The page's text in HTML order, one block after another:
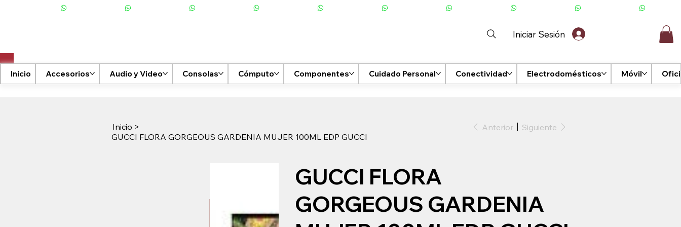
Iniciar Sesión
Inicio Accesorios Audio y Video Consolas Cómputo Componentes Cuidado Personal Conectividad Electrodomésticos Móvil
Inicio >
GUCCI FLORA GORGEOUS GARDENIA MUJER 100ML EDP GUCCI
Anterior Siguiente
GUCCI FLORA
GORGEOUS GARDENIA